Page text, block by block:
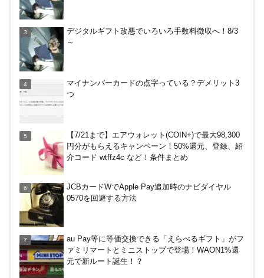
通預金）で年利0.7％～0.9％！
おきたい利用条件と注意点
象外へ！11月から
理由
クレジットカードチャージすると5%還元に！
デジタルギフト改悪でいろいろ手数料徴収へ！8/3
～
マイナンバーカードの点字っている？デメリット3
つ
【7/21まで】エアウォレット(COIN+)で最大98,300
円分がもらえるキャンペーン！50%還元、登録、紹
介コード wtffz4c など！条件まとめ
JCBカードWでApple Pay追加時のナビダイヤル
0570を回避する方法
au Pay等に等価交換できる「えらべるギフト」がフ
ァミリマートとミニストップで登場！WAON1%還
元で新ルート誕生！？